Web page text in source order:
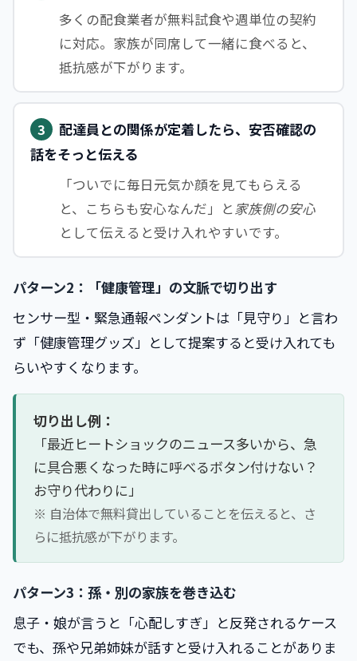
多くの配食業者が無料試食や週単位の契約
に対応。家族が同席して一緒に食べると、
抵抗感が下がります。
3
配達員との関係が定着したら、安否確認の
話をそっと伝える
「ついでに毎日元気か顔を見てもらえる
と、こちらも安心なんだ」と 家族側の安心
として伝えると受け入れやすいです。
パターン2：「健康管理」の文脈で切り出す
センサー型・緊急通報ペンダントは「見守り」と言わ
ず「健康管理グッズ」として提案すると受け入れても
らいやすくなります。
切り出し例：
「最近ヒートショックのニュース多いから、急
に具合悪くなった時に呼べるボタン付けない？
お守り代わりに」
※ 自治体で無料貸出していることを伝えると、さ
らに抵抗感が下がります。
パターン3：孫・別の家族を巻き込む
息子・娘が言うと「心配しすぎ」と反発されるケース
でも、孫や兄弟姉妹が話すと受け入れることがありま